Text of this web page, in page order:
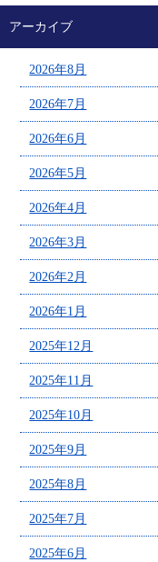
アーカイブ
2026年8月
2026年7月
2026年6月
2026年5月
2026年4月
2026年3月
2026年2月
2026年1月
2025年12月
2025年11月
2025年10月
2025年9月
2025年8月
2025年7月
2025年6月